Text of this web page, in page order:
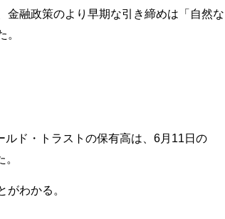
金融政策のより早期な引き締めは「自然な
。
ド・トラストの保有高は、6月11日の
わかる。